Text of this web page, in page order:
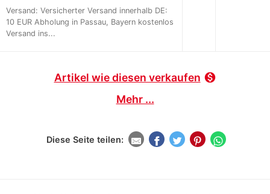
Versand: Versicherter Versand innerhalb DE:
10 EUR Abholung in Passau, Bayern kostenlos
Versand ins...
Artikel wie diesen verkaufen monetization_on
Mehr ...
Diese Seite teilen: